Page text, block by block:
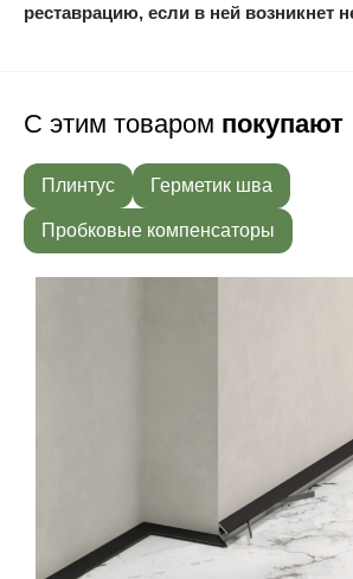
реставрацию, если в ней возникнет
С этим товаром покупают
Плинтус Герметик шва
Пробковые компенсаторы